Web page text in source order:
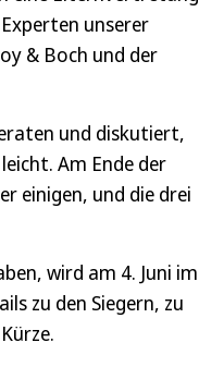
unserer
& Boch und der
und diskutiert,
Am Ende der
einigen, und die drei
wird am 4. Juni im
zu den Siegern, zu